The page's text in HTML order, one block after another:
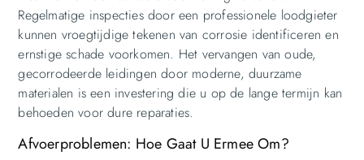
Regelmatige inspecties door een professionele loodgieter
kunnen vroegtijdige tekenen van corrosie identificeren en
ernstige schade voorkomen. Het vervangen van oude,
gecorrodeerde leidingen door moderne, duurzame
materialen is een investering die u op de lange termijn kan
behoeden voor dure reparaties.
Afvoerproblemen: Hoe Gaat U Ermee Om?